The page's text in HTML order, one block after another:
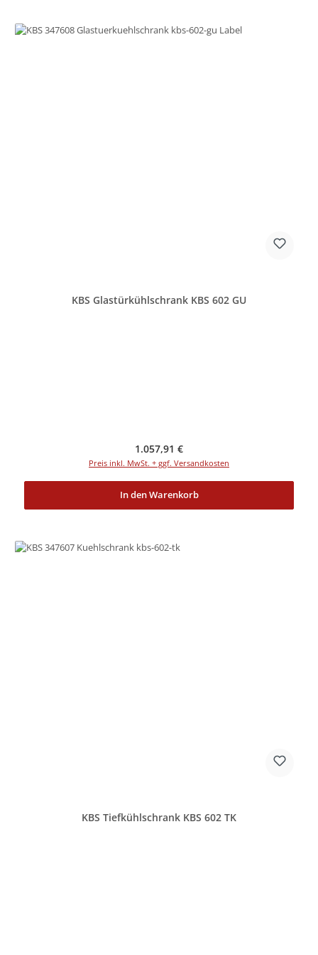
KBS Glastürkühlschrank KBS 602 GU
Regulärer Preis:
1.057,91 €
Preis inkl. MwSt. + ggf. Versandkosten
In den Warenkorb
KBS Tiefkühlschrank KBS 602 TK